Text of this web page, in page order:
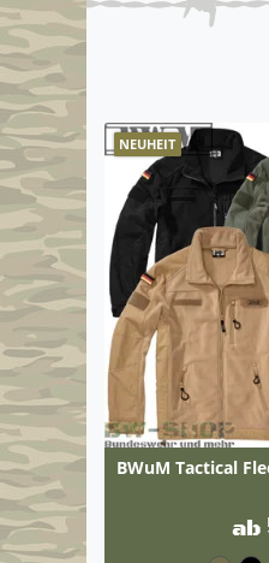
NEUHEIT
BWuM Tactical
ab